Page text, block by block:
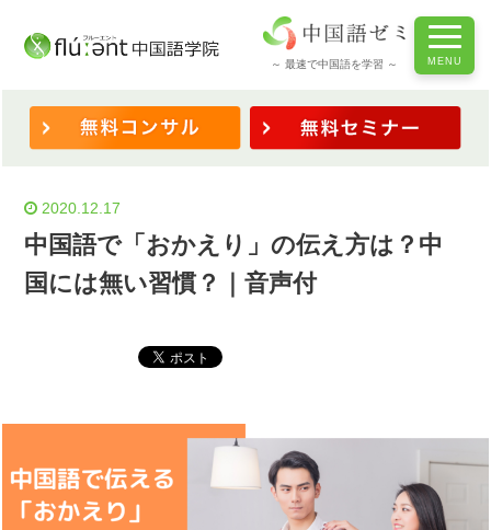
～ 最速で中国語を学習 ～
中国語で「おかえり」の伝え方は？中国には無い習慣？｜音声付
2020.12.17
中国語で「おかえり」の伝え方は？中
国には無い習慣？｜音声付